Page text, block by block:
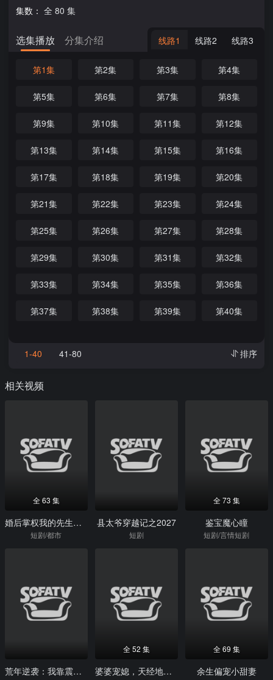
集数： 全 80 集
选集播放 分集介绍 线路1 线路2 线路3
第1集 第2集 第3集 第4集
第5集 第6集 第7集 第8集
第9集 第10集 第11集 第12集
第13集 第14集 第15集 第16集
第17集 第18集 第19集 第20集
第21集 第22集 第23集 第24集
第25集 第26集 第27集 第28集
第29集 第30集 第31集 第32集
第33集 第34集 第35集 第36集
第37集 第38集 第39集 第40集
1-40 41-80 排序
相关视频
全 63 集
婚后掌权我的先生超护短
短剧/都市
县太爷穿越记之2027
短剧
全 73 集
鉴宝魔心瞳
短剧/言情短剧
荒年逆袭：我靠震惊值养娃又宠夫
全 52 集
婆婆宠媳，天经地义！
全 69 集
余生偏宠小甜妻